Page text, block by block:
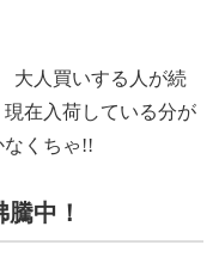
大人買いする人が続
在入荷している分が
くちゃ!!
中！